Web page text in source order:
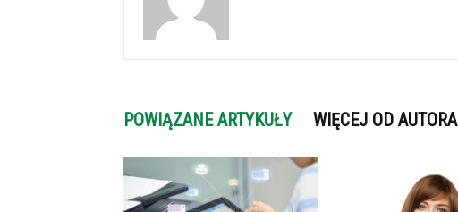
POWIĄZANE ARTYKUŁY WIĘCEJ OD AUTORA